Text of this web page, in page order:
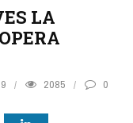
LA
2085 0